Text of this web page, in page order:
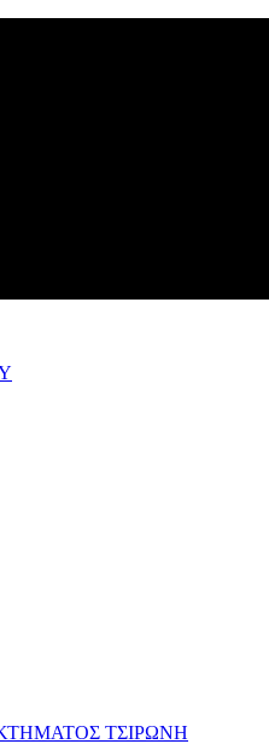
ΚΤΗΜΑΤΟΣ ΤΣΙΡΩΝΗ